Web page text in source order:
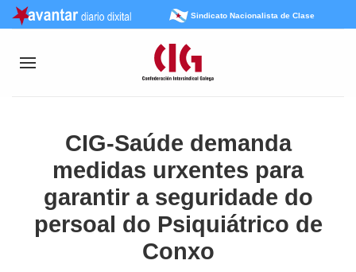
Sindicato Nacionalista de Clase
CIG-Saúde demanda
medidas urxentes para
garantir a seguridade do
persoal do Psiquiátrico de
Conxo